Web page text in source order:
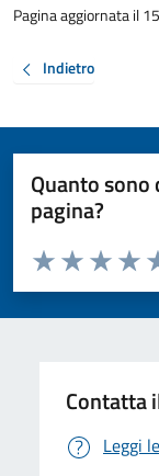
Pagina aggiornata il
Indietro
Quanto
pagina?
Valuta da 1 a 5
Valuta 3
Valuta 2
Valuta 1 stelle
Contatta
Leggi